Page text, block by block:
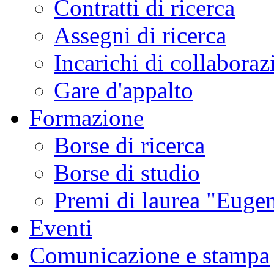
Contratti di ricerca
Assegni di ricerca
Incarichi di
Gare d'appalto
Formazione
Borse di ricerca
Borse di studio
Premi di laurea
Eventi
Comunicazione e stampa